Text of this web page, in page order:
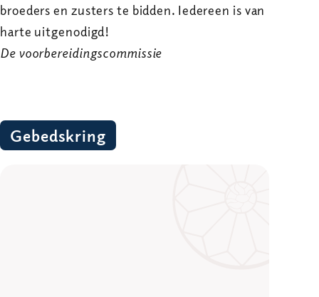
broeders en zusters te bidden. Iedereen is van
harte uitgenodigd!
De voorbereidingscommissie
Gebedskring